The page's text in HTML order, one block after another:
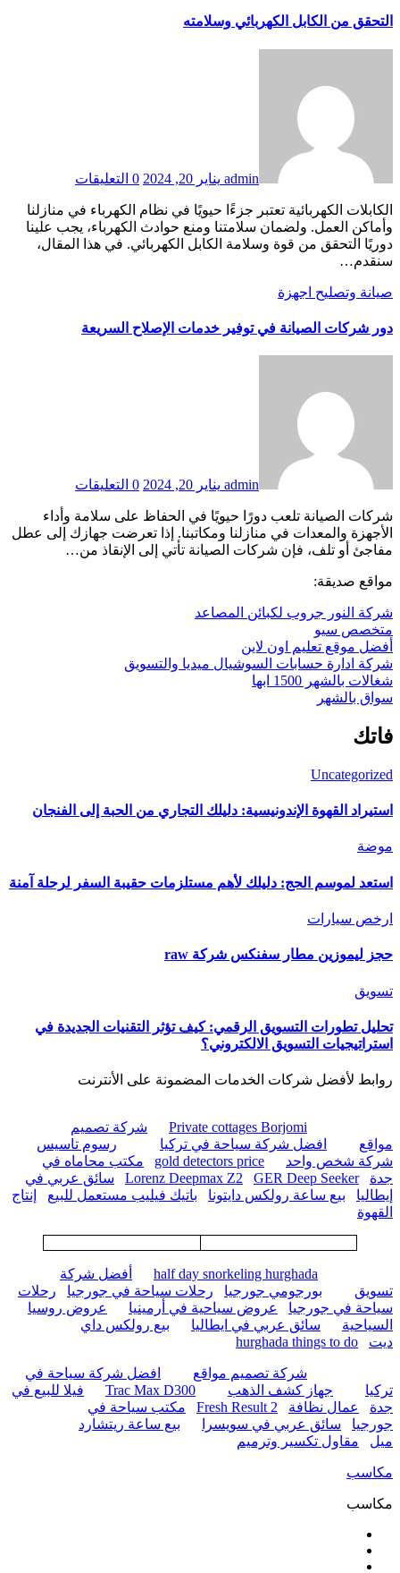
التحقق من الكابل الكهربائي وسلامته
admin يناير 20, 2024 0 التعليقات
وأماكن العمل. ولضمان سلامتنا ومنع حوادث الكهرباء، يجب علينا
دوريًا التحقق من قوة وسلامة الكابل الكهربائي. في هذا المقال،
سنقدم…
صيانة وتصليح اجهزة
دور شركات الصيانة في توفير خدمات الإصلاح السريعة
admin يناير 20, 2024 0 التعليقات
شركات الصيانة تلعب دورًا حيويًا في الحفاظ على سلامة وأداء
الأجهزة والمعدات في منازلنا ومكاتبنا. إذا تعرضت جهازك إلى عطل
مفاجئ أو تلف، فإن شركات الصيانة تأتي إلى الإنقاذ من…
مواقع صديقة:
شركة النور جروب لكبائن المصاعد
متخصص سيو
أفضل موقع تعليم اون لاين
شركة ادارة حسابات السوشيال ميديا والتسويق
شغالات بالشهر 1500 ابها
سواق بالشهر
فاتك
Uncategorized
استيراد القهوة الإندونيسية: دليلك التجاري من الحبة إلى الفنجان
موضة
استعد لموسم الحج: دليلك لأهم مستلزمات حقيبة السفر لرحلة آمنة
ارخص سيارات
حجز ليموزين مطار سفنكس شركة raw
تسويق
تحليل تطورات التسويق الرقمي: كيف تؤثر التقنيات الجديدة في
استراتيجيات التسويق الالكتروني؟
روابط لأفضل شركات الخدمات المضمونة على الأنترنت
Private cottages Borjomi
شركة تصميم
مواقع
افضل شركة سياحة في تركيا
رسوم تاسيس
شركة شخص واحد
gold detectors price
مكتب محاماه في
جدة
Lorenz Deepmax Z2 GER Deep Seeker
سائق عربي في
إيطاليا
بيع ساعة رولكس دايتونا باتيك فيليب مستعمل للبيع
إنتاج
القهوة
half day snorkeling hurghada
أفضل شركة
تسويق
بورجومي جورجيا رحلات سياحة في جورجيا
رحلات
سياحة في جورجيا
عروض سياحية في أرمينيا
عروض روسيا
السياحية
سائق عربي في ايطاليا
بيع رولكس داي
ديت
hurghada things to do
شركة تصميم مواقع
افضل شركة سياحة في
تركيا
جهاز كشف الذهب Trac Max D300
فيلا للبيع في
جدة
عمال نظافة Fresh Result 2
مكتب سياحة في
جورجيا
سائق عربي في سويسرا
بيع ساعة ريتشارد
ميل
مقاول تكسير وترميم
مكاسب
مكاسب